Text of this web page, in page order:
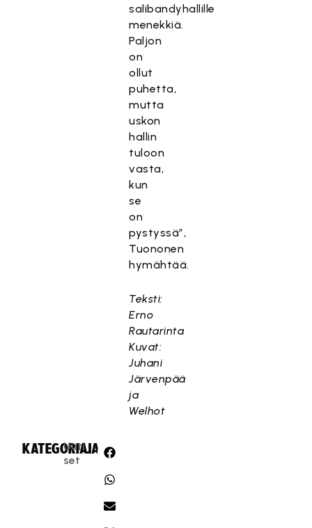
salibandyhallille
menekkiä.
Paljon
on
ollut
puhetta,
mutta
uskon
hallin
tuloon
vasta,
kun
se
on
pystyssä”,
Tuononen
hymähtää.
Teksti:
Erno
Rautarinta
Kuvat:
Juhani
Järvenpää
ja
Welhot
KATEGORIA:
Uuti
set
JAA: